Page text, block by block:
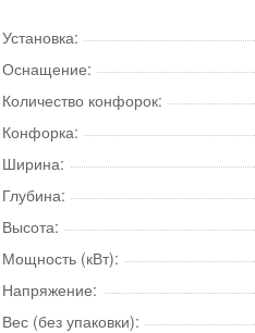
Установка:
Оснащение:
Количество конфорок:
Конфорка:
Ширина:
Глубина:
Высота:
Мощность (кВт):
Напряжение:
Вес (без упаковки):